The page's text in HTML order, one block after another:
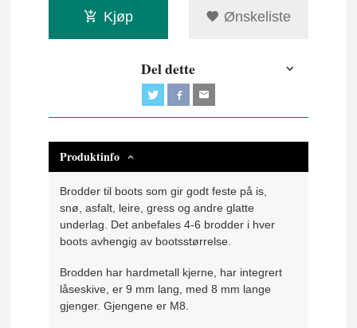
Kjøp Ønskeliste
Del dette
Produktinfo
Brodder til boots som gir godt feste på is,
snø, asfalt, leire, gress og andre glatte
underlag. Det anbefales 4-6 brodder i hver
boots avhengig av bootsstørrelse.
Brodden har hardmetall kjerne, har integrert
låseskive, er 9 mm lang, med 8 mm lange
gjenger. Gjengene er M8.